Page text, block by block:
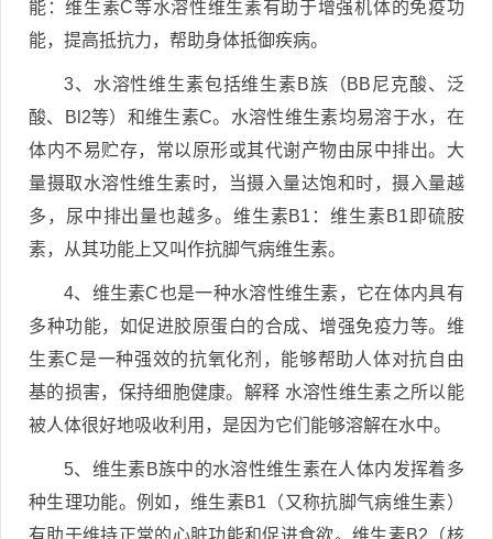
能：维生素C等水溶性维生素有助于增强机体的免疫功
能，提高抵抗力，帮助身体抵御疾病。
3、水溶性维生素包括维生素B族（BB尼克酸、泛
酸、Bl2等）和维生素C。水溶性维生素均易溶于水，在
体内不易贮存，常以原形或其代谢产物由尿中排出。大
量摄取水溶性维生素时，当摄入量达饱和时，摄入量越
多，尿中排出量也越多。维生素B1：维生素B1即硫胺
素，从其功能上又叫作抗脚气病维生素。
4、维生素C也是一种水溶性维生素，它在体内具有
多种功能，如促进胶原蛋白的合成、增强免疫力等。维
生素C是一种强效的抗氧化剂，能够帮助人体对抗自由
基的损害，保持细胞健康。解释 水溶性维生素之所以能
被人体很好地吸收利用，是因为它们能够溶解在水中。
5、维生素B族中的水溶性维生素在人体内发挥着多
种生理功能。例如，维生素B1（又称抗脚气病维生素）
有助于维持正常的心脏功能和促进食欲。维生素B2（核